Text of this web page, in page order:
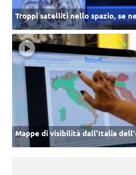
Troppi satelliti nello spazio, se
Mappe di visibilità dall’Italia